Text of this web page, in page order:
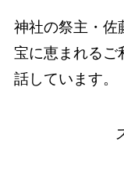
神社の祭主・佐
宝に恵まれるご
話しています。